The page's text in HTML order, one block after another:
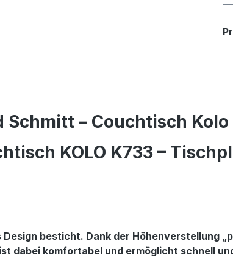
– Couchtisch
KOLO K733 –
besticht. Dank der Höhenverstellung
dabei komfortabel und ermöglicht schnell